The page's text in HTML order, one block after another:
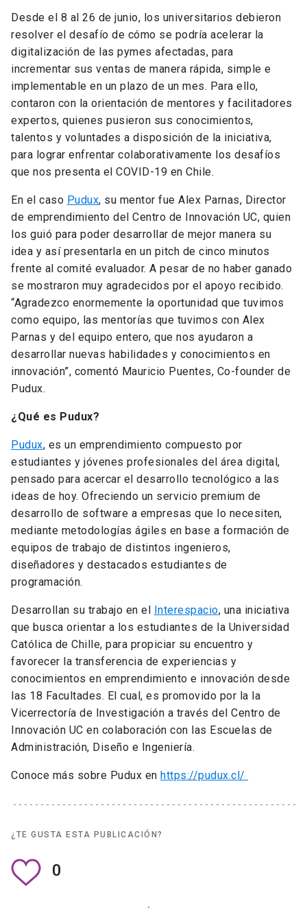
Desde el 8 al 26 de junio, los universitarios debieron
resolver el desafío de cómo se podría acelerar la
digitalización de las pymes afectadas, para
incrementar sus ventas de manera rápida, simple e
implementable en un plazo de un mes. Para ello,
contaron con la orientación de mentores y facilitadores
expertos, quienes pusieron sus conocimientos,
talentos y voluntades a disposición de la iniciativa,
para lograr enfrentar colaborativamente los desafíos
que nos presenta el COVID-19 en Chile.
En el caso Pudux, su mentor fue Alex Parnas, Director
de emprendimiento del Centro de Innovación UC, quien
los guió para poder desarrollar de mejor manera su
idea y así presentarla en un pitch de cinco minutos
frente al comité evaluador. A pesar de no haber ganado
se mostraron muy agradecidos por el apoyo recibido.
“Agradezco enormemente la oportunidad que tuvimos
como equipo, las mentorías que tuvimos con Alex
Parnas y del equipo entero, que nos ayudaron a
desarrollar nuevas habilidades y conocimientos en
innovación”, comentó Mauricio Puentes, Co-founder de
Pudux.
¿Qué es Pudux?
Pudux, es un emprendimiento compuesto por
estudiantes y jóvenes profesionales del área digital,
pensado para acercar el desarrollo tecnológico a las
ideas de hoy. Ofreciendo un servicio premium de
desarrollo de software a empresas que lo necesiten,
mediante metodologías ágiles en base a formación de
equipos de trabajo de distintos ingenieros,
diseñadores y destacados estudiantes de
programación.
Desarrollan su trabajo en el Interespacio, una iniciativa
que busca orientar a los estudiantes de la Universidad
Católica de Chille, para propiciar su encuentro y
favorecer la transferencia de experiencias y
conocimientos en emprendimiento e innovación desde
las 18 Facultades. El cual, es promovido por la la
Vicerrectoría de Investigación a través del Centro de
Innovación UC en colaboración con las Escuelas de
Administración, Diseño e Ingeniería.
Conoce más sobre Pudux en https://pudux.cl/
¿TE GUSTA ESTA PUBLICACIÓN?
0